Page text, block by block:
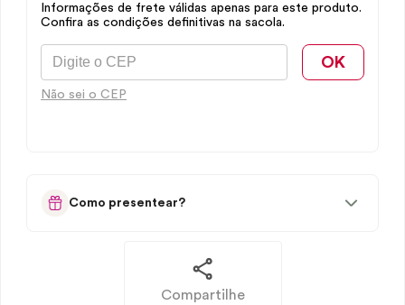
Informações de frete válidas apenas para este produto.
Confira as condições definitivas na sacola.
OK
Não sei o CEP
Como presentear?
Compartilhe